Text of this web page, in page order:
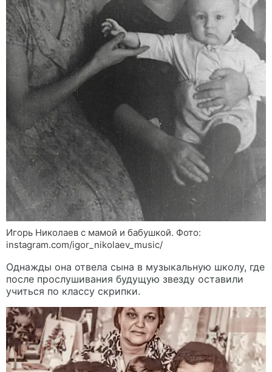
Игорь Николаев с мамой и бабушкой. Фото:
instagram.com/igor_nikolaev_music/
Однажды она отвела сына в музыкальную школу, где
после прослушивания будущую звезду оставили
учиться по классу скрипки.